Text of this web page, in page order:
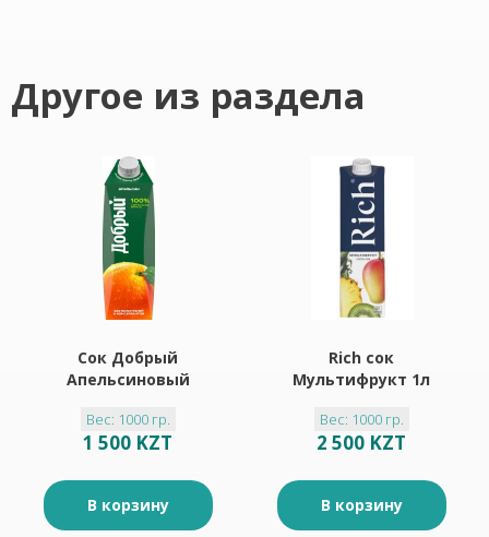
Другое из раздела
Сок Добрый
Апельсиновый
Вес: 1000 гр.
1 500 KZT
В корзину
Rich сок
Мультифрукт 1л
Вес: 1000 гр.
2 500 KZT
В корзину